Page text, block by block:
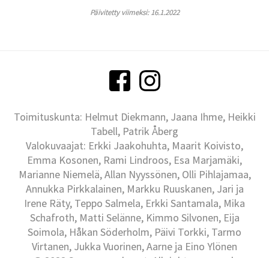
Päivitetty viimeksi: 16.1.2022
Toimituskunta: Helmut Diekmann, Jaana Ihme, Heikki
Tabell, Patrik Åberg
Valokuvaajat: Erkki Jaakohuhta, Maarit Koivisto,
Emma Kosonen, Rami Lindroos, Esa Marjamäki,
Marianne Niemelä, Allan Nyyssönen, Olli Pihlajamaa,
Annukka Pirkkalainen, Markku Ruuskanen, Jari ja
Irene Räty, Teppo Salmela, Erkki Santamala, Mika
Schafroth, Matti Selänne, Kimmo Silvonen, Eija
Soimola, Håkan Söderholm, Päivi Torkki, Tarmo
Virtanen, Jukka Vuorinen, Aarne ja Eino Ylönen